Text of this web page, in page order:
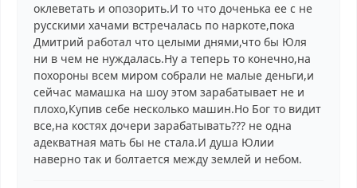
оклеветать и опозорить.И то что доченька ее с не
русскими хачами встречалась по наркоте,пока
Дмитрий работал что целыми днями,что бы Юля
ни в чем не нуждалась.Ну а теперь то конечно,на
похороны всем миром собрали не малые деньги,и
сейчас мамашка на шоу этом зарабатывает не и
плохо,Купив себе несколько машин.Но Бог то видит
все,на костях дочери зарабатывать??? не одна
адекватная мать бы не стала.И душа Юлии
наверно так и болтается между землей и небом.